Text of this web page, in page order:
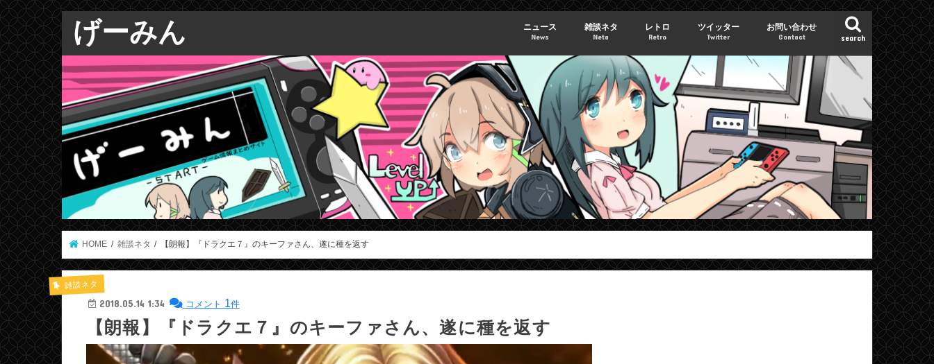
げーみん search
ニュース
News
雑談ネタ
Neta
レトロ
Retro
ツイッター
Twitter
お問い合わせ
Contact
HOME 雑談ネタ 【朗報】『ドラクエ７』のキーファさん、遂に種を返す
雑談ネタ
2018.05.14 1:34 コメント 1件
【朗報】『ドラクエ７』のキーファさん、遂に種を返す